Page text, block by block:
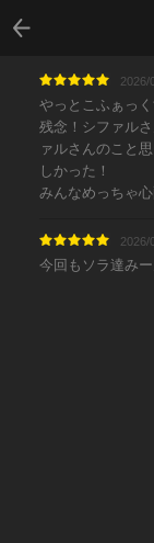
戻る
2026/
やっとこふぁっ
残念！シファル
ァルさんのこと
しかった！
みんなめっちゃ
2026/
今回もソラ達み